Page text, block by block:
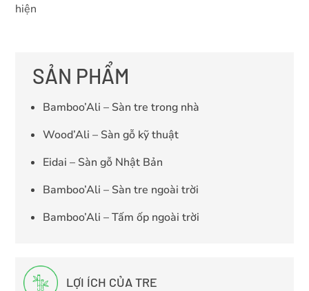
hiện
SẢN PHẨM
Bamboo’Ali – Sàn tre trong nhà
Wood’Ali – Sàn gỗ kỹ thuật
Eidai – Sàn gỗ Nhật Bản
Bamboo’Ali – Sàn tre ngoài trời
Bamboo’Ali – Tấm ốp ngoài trời
LỢI ÍCH CỦA TRE